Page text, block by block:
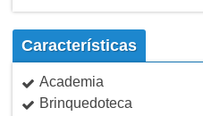
Características
Academia
Brinquedoteca